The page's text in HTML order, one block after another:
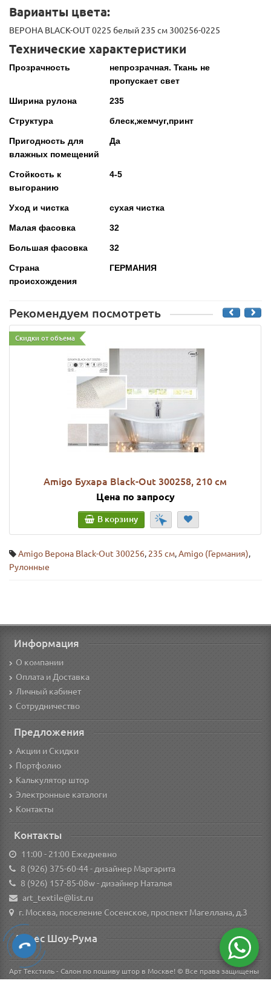
Варианты цвета:
ВЕРОНА BLACK-OUT 0225 белый 235 см 300256-0225
Технические характеристики
Прозрачность
непрозрачная. Ткань не
пропускает свет
Ширина рулона 235
Структура блеск,жемчуг,принт
Пригодность для
влажных помещений
Да
Стойкость к
выгоранию
4-5
Уход и чистка сухая чистка
Малая фасовка 32
Большая фасовка 32
Страна
происхождения
ГЕРМАНИЯ
Рекомендуем посмотреть
Скидки от объема
Amigo Бухара Black-Out 300258, 210 см
Цена по запросу
В корзину
Amigo Верона Black-Out 300256, 235 см,Amigo (Германия),
Рулонные
Информация
О компании
Оплата и Доставка
Личный кабинет
Сотрудничество
Предложения
Акции и Скидки
Портфолио
Калькулятор штор
Электронные каталоги
Контакты
Контакты
11:00 - 21:00 Ежедневно
8 (926) 375-60-44- дизайнер Маргарита
8 (926) 157-85-08w- дизайнер Наталья
art_textile@list.ru
г. Москва, поселение Сосенское, проспект Магеллана, д.3
Адрес Шоу-Рума
Арт Текстиль - Салон по пошиву штор в Москве! © Все права защищены